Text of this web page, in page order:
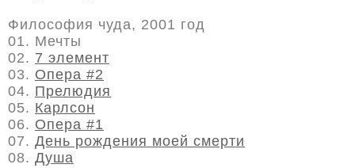
Философия чуда, 2001 год
01. Мечты
02. 7 элемент
03. Опера #2
04. Прелюдия
05. Карлсон
06. Опера #1
07. День рождения моей смерти
08. Душа